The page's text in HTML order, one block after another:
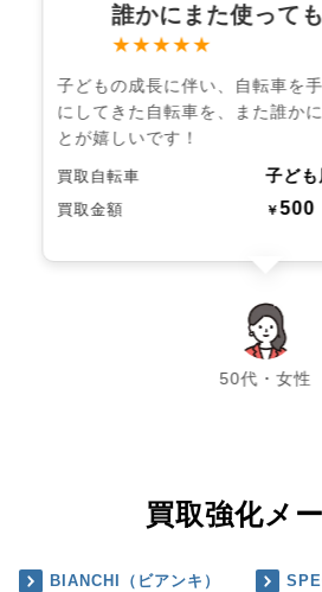
誰かにまた使って
★★★★★
子どもの成長に伴い、自転車を
にしてきた自転車を、また誰か
とが嬉しいです！
買取自転車 子ど
買取金額 ￥500
50代・女性
chevron_left chevron_right
買取強化メ
BIANCHI（ビアンキ）